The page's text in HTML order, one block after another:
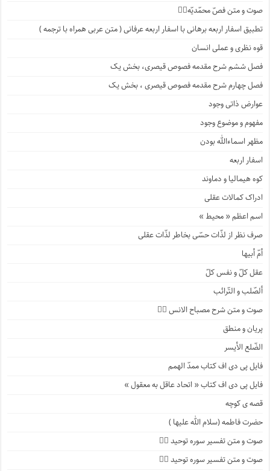
صوت و متن فصّ محمّدیّه۱️⃣
تطبیق اسفار اربعه برهانی با اسفار اربعه عرفانی ( متن عربی همراه با ترجمه )
قوه نظری و عملی انسان
فصل ششم شرح مقدمه فصوص قیصری، بخش یک
فصل چهارم شرح مقدمه فصوص قیصری ، بخش یک
عوارض ذاتی وجود
مفهوم و موضوع وجود
مظهر اسماءالله بودن
اسفار اربعه
کوه هیمالیا و دماوند
ادراک کمالات عقلی
اسم اعظم « محیط »
صرف نظر از لذّات حسّی بخاطر لذّات عقلی
أمّ أبیها
عقل کلّ و نفس کلّ
ألصّلب و التّرائب
صوت و متن شرح مصباح الانس ۹️⃣
پریان و منطق
الضّلع الأیسر
فایل پی دی اف کتاب ممدّ الهمم
فایل پی دی اف کتاب « اتحاد عاقل به معقول »
قصه ی کوچه
حضرت فاطمه (سلام الله علیها )
صوت و متن تفسیر سوره توحید ۴️⃣
صوت و متن تفسیر سوره توحید ۳️⃣